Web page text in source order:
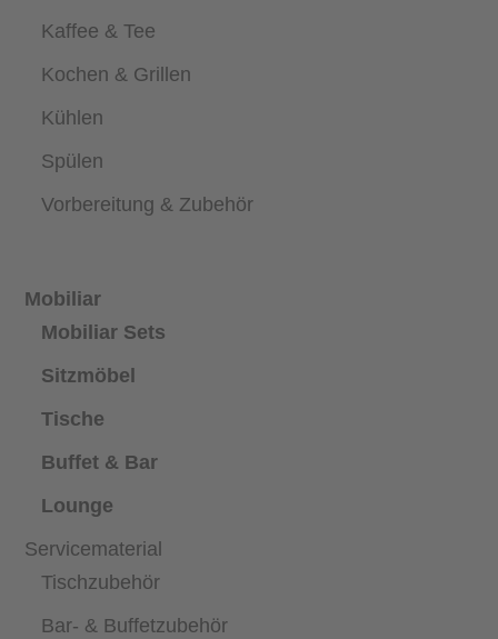
Kaffee & Tee
Kochen & Grillen
Kühlen
Spülen
Vorbereitung & Zubehör
Mobiliar
Mobiliar Sets
Sitzmöbel
Tische
Buffet & Bar
Lounge
Servicematerial
Tischzubehör
Bar- & Buffetzubehör